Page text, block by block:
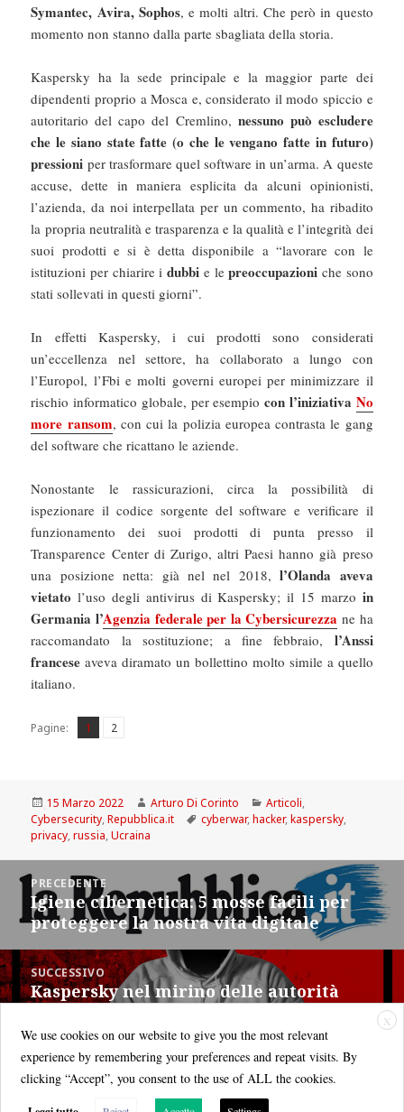
Symantec, Avira, Sophos, e molti altri. Che però in questo
momento non stanno dalla parte sbagliata della storia.
Kaspersky ha la sede principale e la maggior parte dei
dipendenti proprio a Mosca e, considerato il modo spiccio e
autoritario del capo del Cremlino, nessuno può escludere
che le siano state fatte (o che le vengano fatte in futuro)
pressioni per trasformare quel software in un’arma. A queste
accuse, dette in maniera esplicita da alcuni opinionisti,
l’azienda, da noi interpellata per un commento, ha ribadito
la propria neutralità e trasparenza e la qualità e l’integrità dei
suoi prodotti e si è detta disponibile a “lavorare con le
istituzioni per chiarire idubbi e lepreoccupazioni che sono
stati sollevati in questi giorni”.
In effetti Kaspersky, i cui prodotti sono considerati
un’eccellenza nel settore, ha collaborato a lungo con
l’Europol, l’Fbi e molti governi europei per minimizzare il
rischio informatico globale, per esempiocon l’iniziativa No
more ransom, con cui la polizia europea contrasta le gang
del software che ricattano le aziende.
Nonostante le rassicurazioni, circa la possibilità di
ispezionare il codice sorgente del software e verificare il
funzionamento dei suoi prodotti di punta presso il
Transparence Center di Zurigo, altri Paesi hanno già preso
una posizione netta: già nel nel 2018,l’Olanda aveva
vietatol’uso degli antivirus di Kaspersky; il 15 marzo in
Germania l’Agenzia federale per la Cybersicurezza ne ha
raccomandato la sostituzione; a fine febbraio, l’Anssi
franceseaveva diramato un bollettino molto simile a quello
italiano.
Pagine: Pagina
1 ,
Pagina
2
Scritto
il
15 Marzo 2022 Autore
Arturo Di Corinto Categorie
Articoli,
Cybersecurity,Repubblica.it Tag
cyberwar,hacker,kaspersky,
privacy,russia,Ucraina
Navigazione
articoliPRECEDENTE
Articolo
precedente:
Igiene cibernetica: 5 mosse facili per
proteggere la nostra vita digitale
SUCCESSIVO
Articolo
Kaspersky nel mirino delle autorità
X
We use cookies on our website to give you the most relevant
experience by remembering your preferences and repeat visits. By
clicking “Accept”, you consent to the use of ALL the cookies.